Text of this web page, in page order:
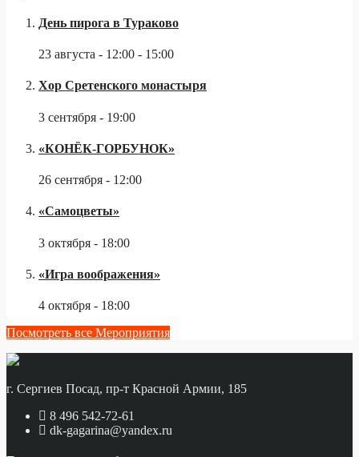
День пирога в Тураково
23 августа - 12:00 - 15:00
Хор Сретенского монастыря
3 сентября - 19:00
«КОНЁК-ГОРБУНОК»
26 сентября - 12:00
«Самоцветы»
3 октября - 18:00
«Игра воображения»
4 октября - 18:00
Посмотреть все Мероприятия
г. Сергиев Посад, пр-т Красной Армии, 185
8 496 542-72-61
dk-gagarina@yandex.ru